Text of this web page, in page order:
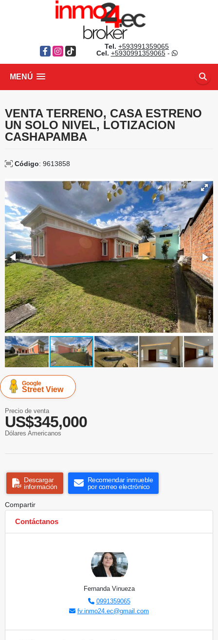
Facebook
Instagram
TikTok
Tel. +593991359065
Cel. +5930991359065-
MENÚ
VENTA TERRENO, CASA ESTRENO
UN SOLO NIVEL, LOTIZACION
CASHAPAMBA
Código: 9613858
Google
Street View
Precio de venta
US$345,000
Dólares Americanos
Descargar
información
Recomendar inmueble
por correo electrónico
Compartir
Contáctanos
Fernanda Vinueza
0991359065
fv.inmo24.ec@gmail.com